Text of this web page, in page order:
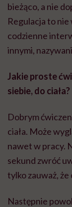
bieżąco, a nie
Regulacja to nie
codzienne
innymi,
Jakie proste
siebie, do ciała?
Dobrym
ciała. Może
nawet w pracy.
sekund zwróć
tylko zauważ, że
Następnie